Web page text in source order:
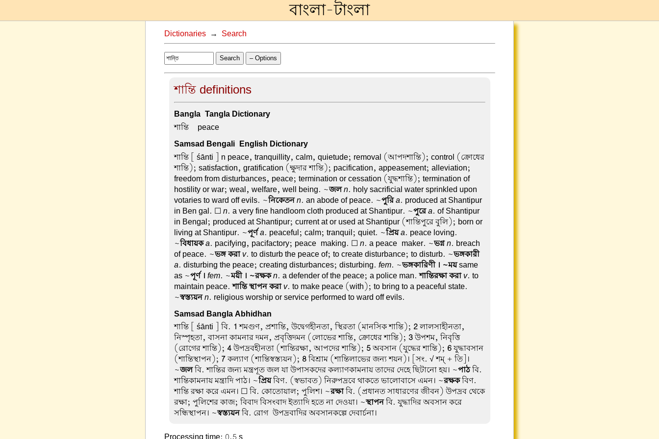
বাংলা-টাংলা
Dictionaries→ Search
Search – Options
শান্তি definitions
Bangla-Tangla Dictionary
শান্তি – peace
Samsad Bengali-English Dictionary
শান্তি[ śānti ] n peace, tranquillity, calm, quietude; removal (আপদশান্তি); control (ক্রোধের
শান্তি); satisfaction, gratification (ক্ষুদার শান্তি); pacification, appeasement; alleviation;
freedom from disturbances, peace; termination or cessation (যুদ্ধশান্তি); termination of
hostility or war; weal, welfare, well being. ~জল n. holy sacrificial water sprinkled upon
votaries to ward off evils. ~নিকেতন n. an abode of peace. ~পুরি a. produced at Shantipur
in Ben gal. ☐ n. a very fine handloom cloth produced at Shantipur. ~পুরে a. of Shantipur
in Bengal; produced at Shantipur; current at or used at Shantipur (শান্তিপুরে বুলি); born or
living at Shantipur. ~পূর্ণ a. peaceful; calm; tranquil; quiet. ~প্রিয় a. peace loving.
~বিধায়ক a. pacifying, pacifactory; peace-making. ☐ n. a peace-maker. ~ভগ্ন n. breach
of peace. ~ভঙ্গ করা v. to disturb the peace of; to create disturbance; to disturb. ~ভঙ্গকারী
a. disturbing the peace; creating disturbances; disturbing. fem. ~ভঙ্গকারিণী । ~ময়same
as ~পূর্ণ । fem. ~ময়ী । ~রক্ষক n. a defender of the peace; a police man.শান্তিরক্ষা করা v. to
maintain peace.শান্তি স্থাপন করা v. to make peace (with); to bring to a peaceful state.
~স্বস্ত্যয়ন n. religious worship or service performed to ward off evils.
Samsad Bangla Abhidhan
শান্তি[ śānti ] বি. 1 শমগুণ, প্রশান্তি, উদ্বেগহীনতা, স্থিরতা (মানসিক শান্তি); 2লালসাহীনতা,
নিস্পৃহতা, বাসনা কামনার দমন, প্রবৃত্তিদমন (লোভের শান্তি, ক্রোধের শান্তি); 3উপশম, নিবৃত্তি
(রোগের শান্তি); 4উপদ্রবহীনতা (শান্তিরক্ষা, আপদের শান্তি); 5অবসান (যুদ্ধের শান্তি); 6যুদ্ধাবসান
(শান্তিস্থাপন); 7কল্যাণ (শান্তিস্বস্ত্যয়ন); 8বিশ্রাম (শান্তিলাভের জন্য শয়ন)। [সং. √ শম্ + তি]।
~জলবি. শান্তির জন্য মন্ত্রপূত জল যা উপাসকদের কল্যাণকামনায় তাদের দেহে ছিটানো হয়। ~পাঠবি.
শান্তিকামনায় মন্ত্রাদি পাঠ। ~প্রিয়বিণ. (স্বভাবত) নিরুপদ্রবে থাকতে ভালোবাসে এমন। ~রক্ষকবিণ.
শান্তি রক্ষা করে এমন। ☐ বি. কোতোয়াল; পুলিশ। ~রক্ষাবি. (প্রধানত সাধারণের জীবন) উপদ্রব থেকে
রক্ষা; পুলিশের কাজ; বিবাদ বিসংবাদ ইত্যাদি হতে না দেওয়া। ~স্থাপনবি. যুদ্ধাদির অবসান করে
সন্ধিস্থাপন। ~স্বস্ত্যয়নবি. রোগ-উপদ্রবাদির অবসানকল্পে দেবার্চনা।